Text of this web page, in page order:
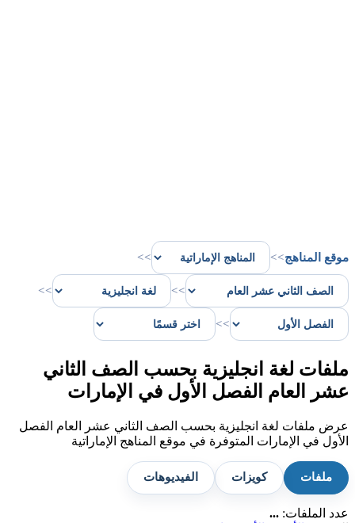
موقع المناهج>>
>>
>>
>>
>>
ملفات لغة انجليزية بحسب الصف الثاني
عشر العام الفصل الأول في الإمارات
عرض ملفات لغة انجليزية بحسب الصف الثاني عشر العام الفصل
الأول في الإمارات المتوفرة في موقع المناهج الإماراتية
ملفات كويزات الفيديوهات
عدد الملفات: ...